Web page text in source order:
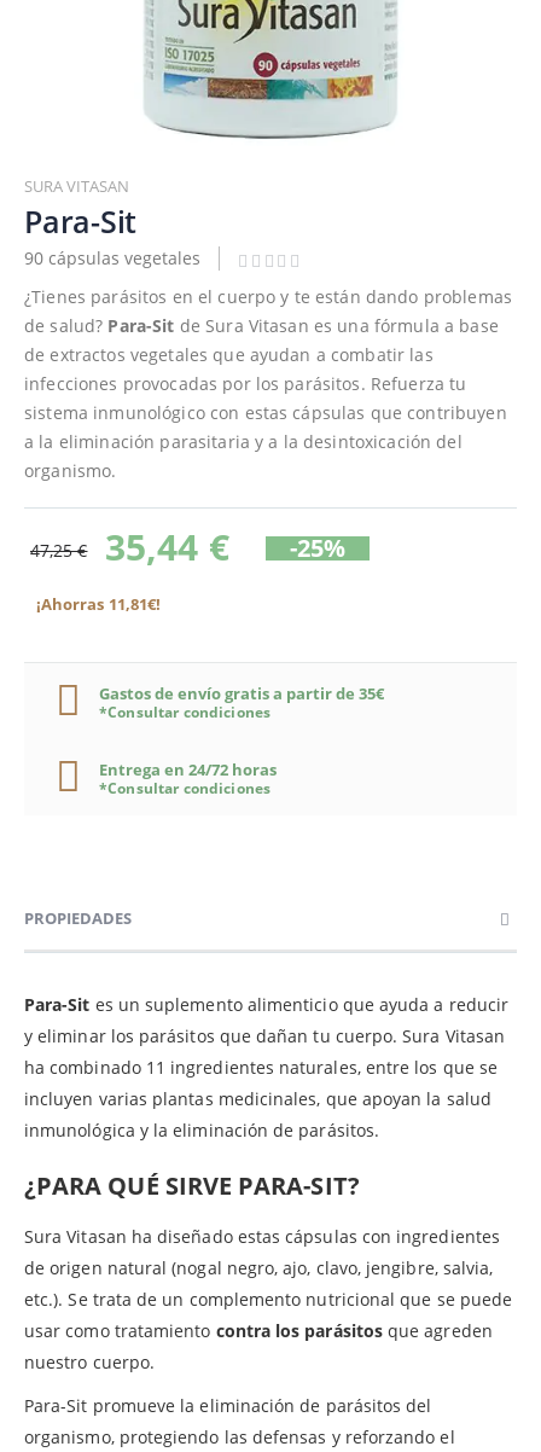
al
comienzo
de
la
galería
de
imágenes
SURA VITASAN
Para-Sit
90 cápsulas vegetales
¿Tienes parásitos en el cuerpo y te están dando problemas
de salud? Para-Sit de Sura Vitasan es una fórmula a base
de extractos vegetales que ayudan a combatir las
infecciones provocadas por los parásitos. Refuerza tu
sistema inmunológico con estas cápsulas que contribuyen
a la eliminación parasitaria y a la desintoxicación del
organismo.
47,25 € 35,44 € -25%
¡Ahorras 11,81€!
Gastos de envío gratis a partir de 35€
*Consultar condiciones
Entrega en 24/72 horas
*Consultar condiciones
PROPIEDADES
Para-Sit es un suplemento alimenticio que ayuda a reducir
y eliminar los parásitos que dañan tu cuerpo. Sura Vitasan
ha combinado 11 ingredientes naturales, entre los que se
incluyen varias plantas medicinales, que apoyan la salud
inmunológica y la eliminación de parásitos.
¿PARA QUÉ SIRVE PARA-SIT?
Sura Vitasan ha diseñado estas cápsulas con ingredientes
de origen natural (nogal negro, ajo, clavo, jengibre, salvia,
etc.). Se trata de un complemento nutricional que se puede
usar como tratamiento contra los parásitosque agreden
nuestro cuerpo.
Para-Sit promueve la eliminación de parásitos del
organismo, protegiendo las defensas y reforzando el